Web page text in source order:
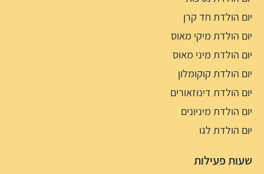
יום הולדת חד קרן
יום הולדת מיקי מאוס
יום הולדת מיני מאוס
יום הולדת קוקומלון
יום הולדת דינוזאורים
יום הולדת מיניונים
יום הולדת לגו
שעות פעילות